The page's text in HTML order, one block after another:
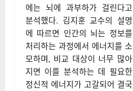
에는 뇌에 과부하가 걸린다고
분석했다. 김지훈 교수의 설명
에 따르면 인간의 뇌는 정보를
처리하는 과정에서 에너지를 소
모하며, 비교 대상이 너무 많아
지면 이를 분석하는 데 필요한
정신적 에너지가 고갈되어 결국